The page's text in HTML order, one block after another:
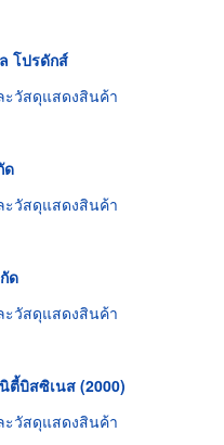
โปรดักส์
วัสดุแสดงสินค้า
ด
วัสดุแสดงสินค้า
ด
วัสดุแสดงสินค้า
ตี้บิสซิเนส (2000)
วัสดุแสดงสินค้า